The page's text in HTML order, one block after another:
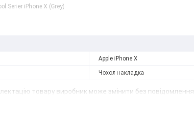
Serier iPhone X (Grey)
Apple iPhone X
Чохол-накладка
товару виробник може змінити без повідомлення.